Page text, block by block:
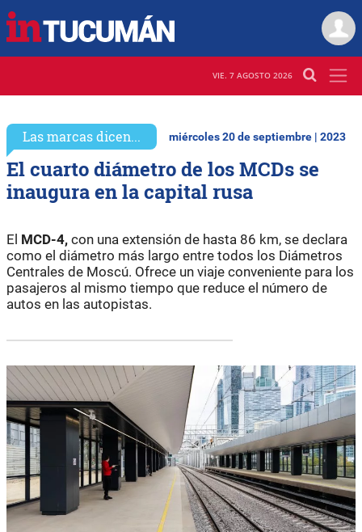
VIE. 7 AGOSTO 2026
Las marcas dicen... miércoles 20 de septiembre | 2023
El cuarto diámetro de los MCDs se
inaugura en la capital rusa
El MCD-4, con una extensión de hasta 86 km, se declara
como el diámetro más largo entre todos los Diámetros
Centrales de Moscú. Ofrece un viaje conveniente para los
pasajeros al mismo tiempo que reduce el número de
autos en las autopistas.